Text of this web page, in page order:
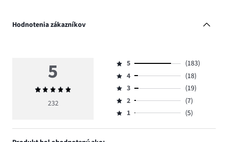
Hodnotenia zákazníkov
5
Priemerné
hodnotenie
232
Hodnotenie
5,
počet
hlasov
183.
5
(183)
Hodnotenie
4,
počet
hlasov
4
(18)
Hodnotenie
3,
počet
3
(19)
Hodnotenie
2,
2
(7)
Hodnotenie
1,
1 (5)